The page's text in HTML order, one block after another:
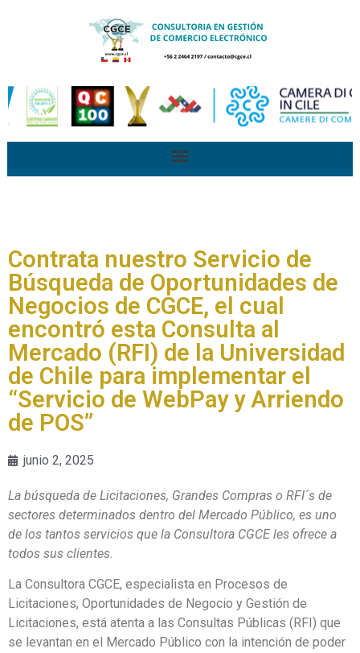
Contrata nuestro Servicio de
Búsqueda de Oportunidades de
Negocios de CGCE, el cual
encontró esta Consulta al
Mercado (RFI) de la Universidad
de Chile para implementar el
“Servicio de WebPay y Arriendo
de POS”
junio 2, 2025
La búsqueda de Licitaciones, Grandes Compras o RFI´s de
sectores determinados dentro del Mercado Público, es uno
de los tantos servicios que la Consultora CGCE les ofrece a
todos sus clientes.
La Consultora CGCE, especialista en Procesos de
Licitaciones, Oportunidades de Negocio y Gestión de
Licitaciones, está atenta a las Consultas Públicas (RFI) que
se levantan en el Mercado Público con la intención de poder